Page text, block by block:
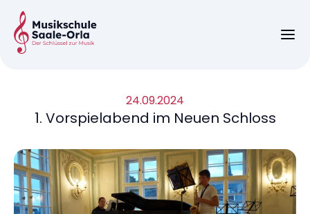
24.09.2024
1. Vorspielabend im Neuen Schloss